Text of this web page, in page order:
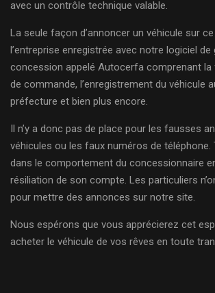
avec un contrôle technique valable.
La seule façon d’annoncer un véhicule sur
l’entreprise enregistrée avec notre logiciel de
concession appelé Autocerfa comprenant la
de commande, l’enregistrement du véhicule
préfecture et bien plus encore.
Il n’y a donc pas de place pour les fausses
véhicules ou les faux numéros de téléphone.
dans le comportement du concessionnaire
résiliation de son compte. Les particuliers
pour mettre des annonces sur notre site.
Nous espérons que vous apprécierez cet
acheter le véhicule de vos rêves en toute